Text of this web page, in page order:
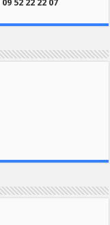
09 52 22 22 07